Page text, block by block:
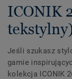
ICONIK
Jeśli szukasz
gamie
kolekcja ICONIK